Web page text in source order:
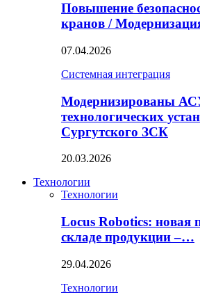
Повышение
кранов /
07.04.2026
Системная интеграция
Модернизированы
технологических
Сургутского ЗСК
20.03.2026
Технологии
Технологии
Locus Robotics: новая
складе продукции –…
29.04.2026
Технологии